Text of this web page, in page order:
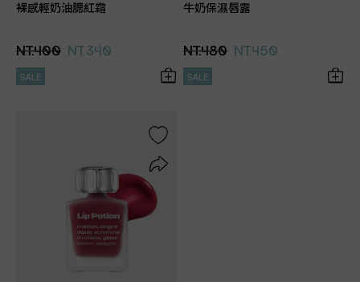
裸感輕奶油腮紅霜
NT.400 NT.340
SALE
牛奶保濕唇露
NT.480 NT.450
SALE